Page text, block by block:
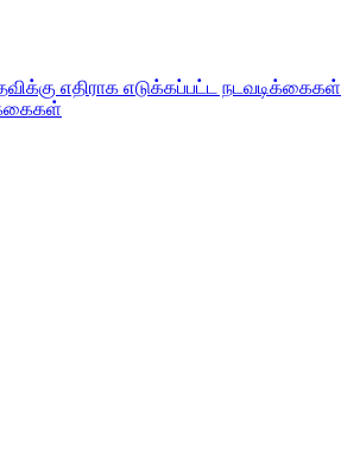
எதிராக எடுக்கப்பட்ட நடவடிக்கைகள்